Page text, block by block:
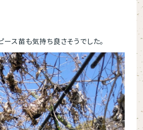
ース苗も気持ち良さそうでした。